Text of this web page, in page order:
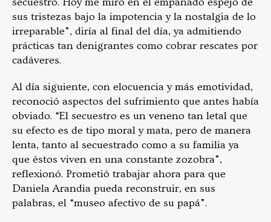
sus tristezas bajo la impotencia y la nostalgia de lo
irreparable”, diría al final del día, ya admitiendo
prácticas tan denigrantes como cobrar rescates por
cadáveres.
Al día siguiente, con elocuencia y más emotividad,
reconoció aspectos del sufrimiento que antes había
obviado. “El secuestro es un veneno tan letal que
su efecto es de tipo moral y mata, pero de manera
lenta, tanto al secuestrado como a su familia ya
que éstos viven en una constante zozobra”,
reflexionó. Prometió trabajar ahora para que
Daniela Arandia pueda reconstruir, en sus
palabras, el “museo afectivo de su papá”.